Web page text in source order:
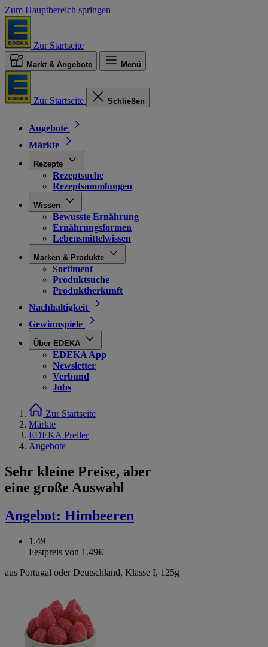
Zum Hauptbereich springen
Zur Startseite
Markt & Angebote Menü
Zur Startseite Schließen
Angebote
Märkte
Rezepte
Rezeptsuche
Rezeptsammlungen
Wissen
Bewusste Ernährung
Ernährungsformen
Lebensmittelwissen
Marken & Produkte
Sortiment
Produktsuche
Produktherkunft
Nachhaltigkeit
Gewinnspiele
Über EDEKA
EDEKA App
Newsletter
Verbund
Jobs
Zur Startseite
Märkte
EDEKA Preller
Angebote
Sehr kleine Preise, aber
eine große Auswahl
Angebot: Himbeeren
1.49
Festpreis von 1.49€
aus Portugal oder Deutschland, Klasse I, 125g